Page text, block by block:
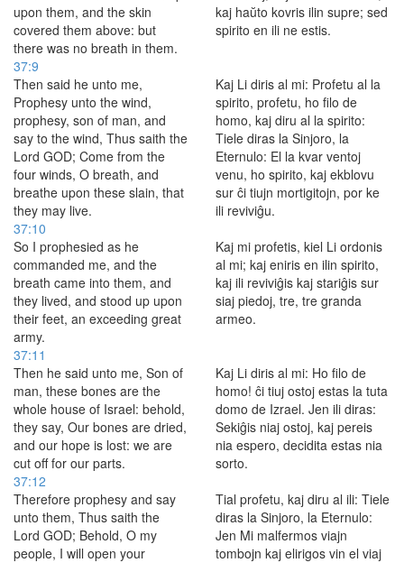
upon them, and the skin
covered them above: but
there was no breath in them.
kaj haŭto kovris ilin supre; sed
spirito en ili ne estis.
37:9
Then said he unto me,
Prophesy unto the wind,
prophesy, son of man, and
say to the wind, Thus saith the
Lord GOD; Come from the
four winds, O breath, and
breathe upon these slain, that
they may live.
Kaj Li diris al mi: Profetu al la
spirito, profetu, ho filo de
homo, kaj diru al la spirito:
Tiele diras la Sinjoro, la
Eternulo: El la kvar ventoj
venu, ho spirito, kaj ekblovu
sur ĉi tiujn mortigitojn, por ke
ili reviviĝu.
37:10
So I prophesied as he
commanded me, and the
breath came into them, and
they lived, and stood up upon
their feet, an exceeding great
army.
Kaj mi profetis, kiel Li ordonis
al mi; kaj eniris en ilin spirito,
kaj ili reviviĝis kaj stariĝis sur
siaj piedoj, tre, tre granda
armeo.
37:11
Then he said unto me, Son of
man, these bones are the
whole house of Israel: behold,
they say, Our bones are dried,
and our hope is lost: we are
cut off for our parts.
Kaj Li diris al mi: Ho filo de
homo! ĉi tiuj ostoj estas la tuta
domo de Izrael. Jen ili diras:
Sekiĝis niaj ostoj, kaj pereis
nia espero, decidita estas nia
sorto.
37:12
Therefore prophesy and say
unto them, Thus saith the
Lord GOD; Behold, O my
people, I will open your
Tial profetu, kaj diru al ili: Tiele
diras la Sinjoro, la Eternulo:
Jen Mi malfermos viajn
tombojn kaj elirigos vin el viaj